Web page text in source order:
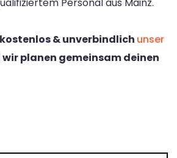
& unverbindlich unser
wir planen gemeinsam deinen